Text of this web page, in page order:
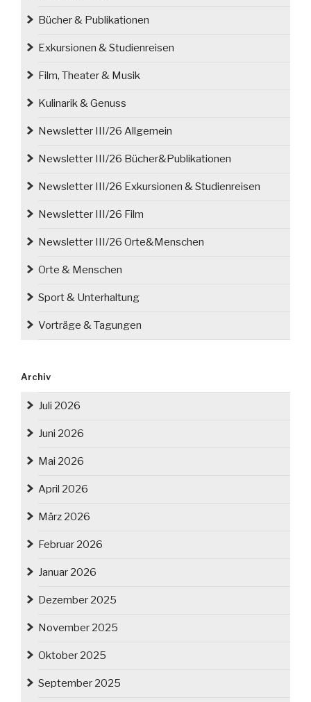
Bücher & Publikationen
Exkursionen & Studienreisen
Film, Theater & Musik
Kulinarik & Genuss
Newsletter III/26 Allgemein
Newsletter III/26 Bücher&Publikationen
Newsletter III/26 Exkursionen & Studienreisen
Newsletter III/26 Film
Newsletter III/26 Orte&Menschen
Orte & Menschen
Sport & Unterhaltung
Vorträge & Tagungen
Archiv
Juli 2026
Juni 2026
Mai 2026
April 2026
März 2026
Februar 2026
Januar 2026
Dezember 2025
November 2025
Oktober 2025
September 2025